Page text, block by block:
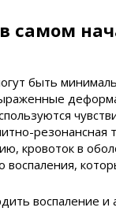
самом
быть
кровоток в
воспаления,
воспаление и